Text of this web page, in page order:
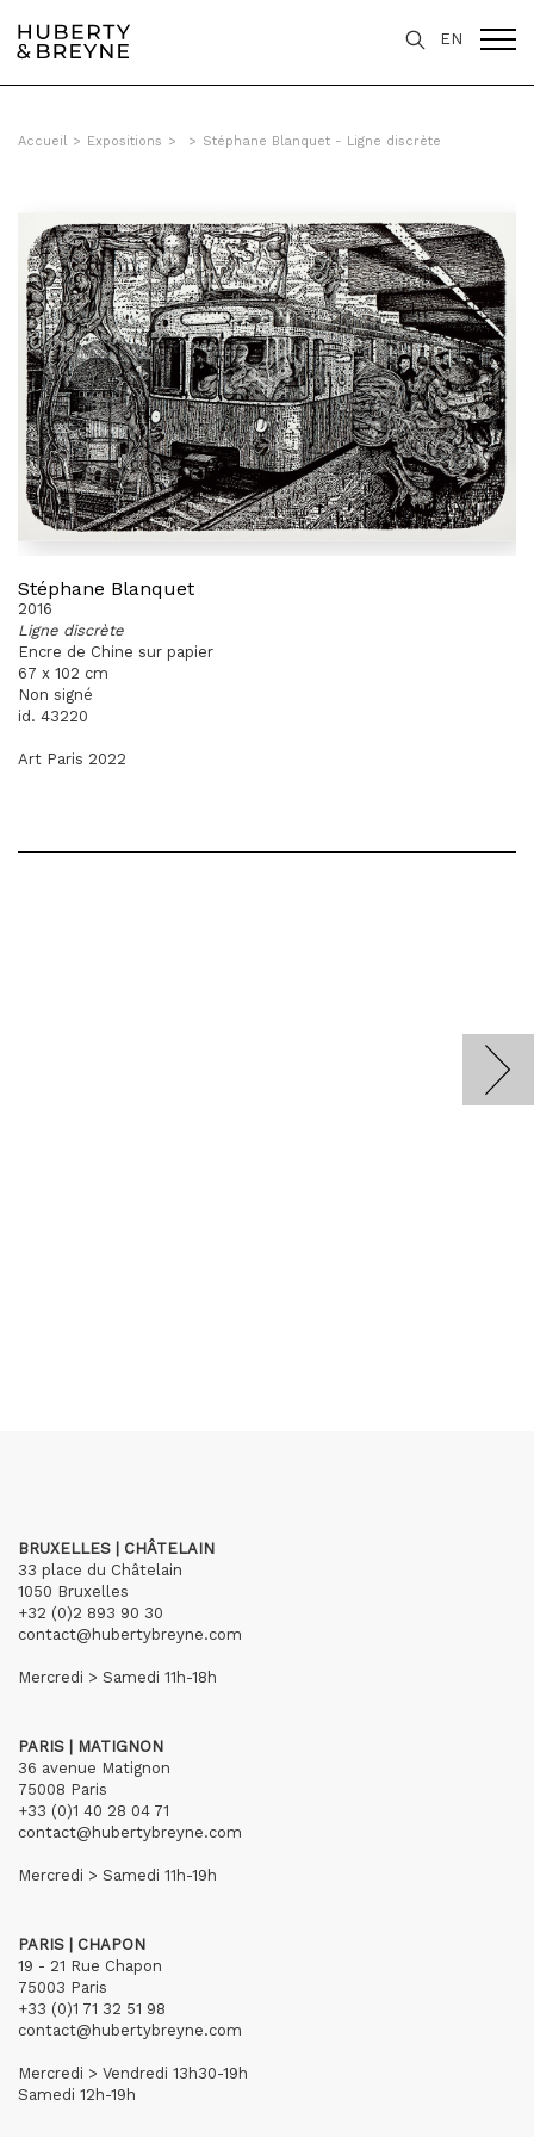
EN
Accueil > Expositions > > Stéphane Blanquet - Ligne discrète
Stéphane Blanquet
2016
Ligne discrète
Encre de Chine sur papier
67 x 102 cm
Non signé
id. 43220
Art Paris 2022
BRUXELLES | CHÂTELAIN
33 place du Châtelain
1050 Bruxelles
+32 (0)2 893 90 30
contact@hubertybreyne.com
Mercredi > Samedi 11h-18h
PARIS | MATIGNON
36 avenue Matignon
75008 Paris
+33 (0)1 40 28 04 71
contact@hubertybreyne.com
Mercredi > Samedi 11h-19h
PARIS | CHAPON
19 - 21 Rue Chapon
75003 Paris
+33 (0)1 71 32 51 98
contact@hubertybreyne.com
Mercredi > Vendredi 13h30-19h
Samedi 12h-19h